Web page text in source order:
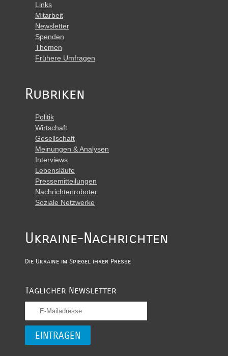
Links
Mitarbeit
Newsletter
Spenden
Themen
Frühere Umfragen
Rubriken
Politik
Wirtschaft
Gesellschaft
Meinungen & Analysen
Interviews
Lebensläufe
Pressemitteilungen
Nachrichtenroboter
Soziale Netzwerke
Ukraine-Nachrichten
Die Ukraine im Spiegel ihrer Presse
Täglicher Newsletter